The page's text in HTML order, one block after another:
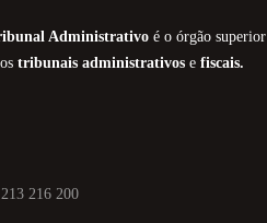
Administrativo é o órgão superior
tribunais administrativos e fiscais.
216 200